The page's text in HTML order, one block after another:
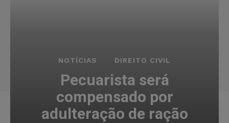
NOTÍCIAS DIREITO CIVIL
Pecuarista será
compensado por
adulteração de ração